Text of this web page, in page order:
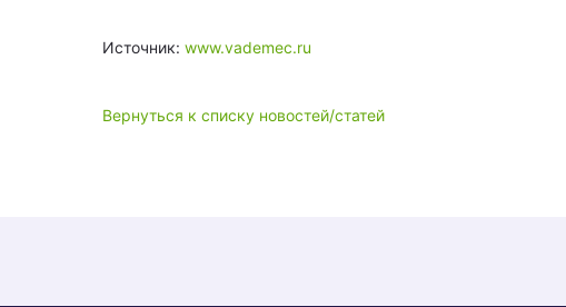
Источник: www.vademec.ru
Вернуться к списку новостей/статей